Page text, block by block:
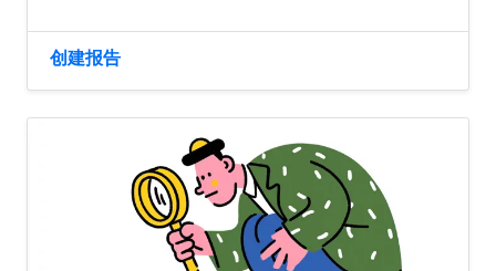
创建报告